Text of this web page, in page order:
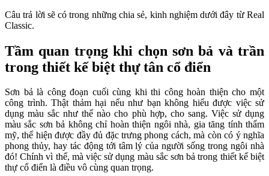
Câu trả lời sẽ có trong những chia sẻ, kinh nghiệm dưới đây từ Real
Classic.
Tầm quan trọng khi chọn sơn bả và trần
trong thiết kế biệt thự tân cổ điển
Sơn bả là công đoạn cuối cùng khi thi công hoàn thiện cho một
công trình. Thật thảm hại nếu như bạn không hiểu được việc sử
dụng màu sắc như thế nào cho phù hợp, cho sang. Việc sử dụng
màu sắc sơn bả không chỉ hoàn thiện ngôi nhà, gia tăng tính thẩm
mỹ, thể hiện được đầy đủ đặc trưng phong cách, mà còn có ý nghĩa
phong thủy, hay tác động tới tâm lý của người sống trong ngôi nhà
đó! Chính vì thế, mà việc sử dụng màu sắc sơn bả trong thiết kế biệt
thự cổ điển là điều vô cùng quan trọng.